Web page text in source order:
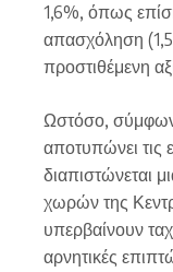
1,6%, όπως
απασχόληση
προστιθέμενη
Ωστόσο,
αποτυπώνει τις
διαπιστώνεται
χωρών της
υπερβαίνουν
αρνητικές